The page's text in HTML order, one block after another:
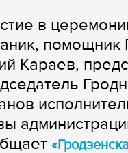
в
помощник
Караев,